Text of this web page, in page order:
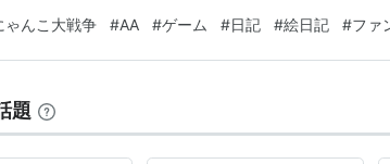
うにっていうか今を大事に生きていきたいね！ 今日は
。 なんだかんだで続いております。…
ゃんこ大戦争 #AA #ゲーム #日記 #絵日記 #ファ
題